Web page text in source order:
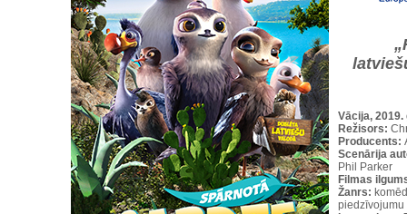
Vācija, 2019.
Režisors:
Producents:
Scenārija
Phil Parker
Filmas
Žanrs:
piedzīvojumu